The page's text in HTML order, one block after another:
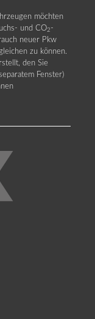
möchten
und CO2 -
neuer Pkw
zu können.
den Sie
Fenster)